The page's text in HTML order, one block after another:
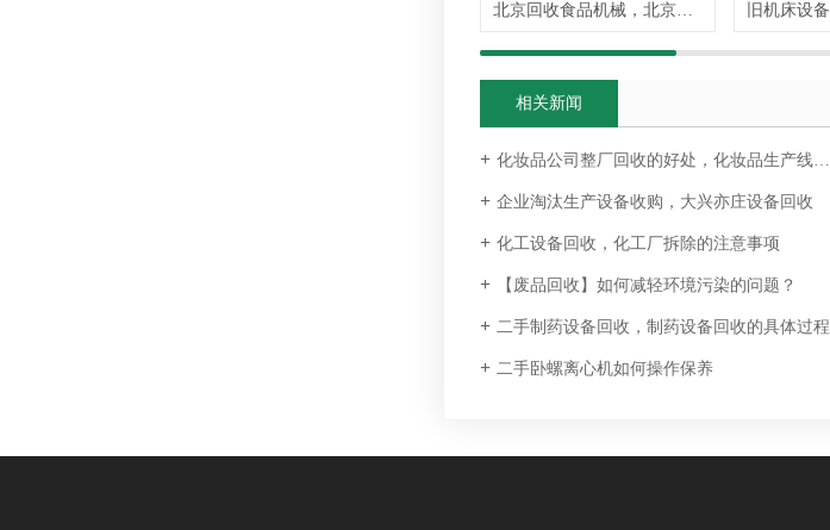
北京回收食品机械，北京回收食品设备，欢迎咨询
相关新闻
化妆品公司整厂回收的好处，化妆品生产线设备回收
企业淘汰生产设备收购，大兴亦庄设备回收
化工设备回收，化工厂拆除的注意事项
【废品回收】如何减轻环境污染的问题？
二手制药设备回收，制药设备回收的具体过程
二手卧螺离心机如何操作保养